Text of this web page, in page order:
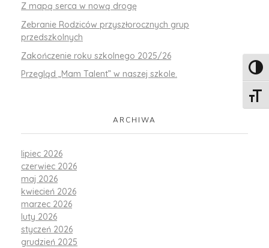
Z mapą serca w nową drogę
Zebranie Rodziców przyszłorocznych grup
przedszkolnych
Zakończenie roku szkolnego 2025/26
Przegląd „Mam Talent” w naszej szkole.
ARCHIWA
lipiec 2026
czerwiec 2026
maj 2026
kwiecień 2026
marzec 2026
luty 2026
styczeń 2026
grudzień 2025